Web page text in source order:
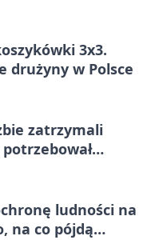
3x3.
drużyny w Polsce
zatrzymali
ludności na
na co pójdą